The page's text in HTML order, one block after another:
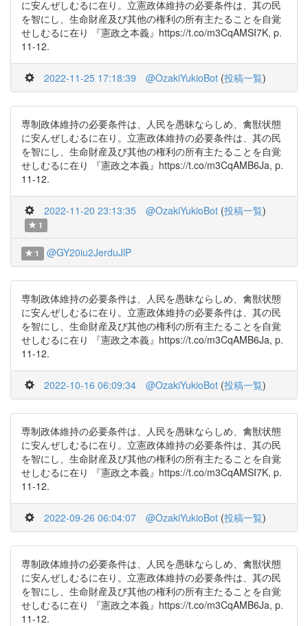
に安んぜしむるに在り。立憲政体維持の必要条件は、其の民
を智にし、生命財産及び其他の権利の所有主たることを自覚
せしむるに在り 『憲政之本義』https://t.co/m3CqAMSI7K, p.
11-12.
2022-11-25 17:18:39 @OzakiYukioBot (投稿一覧)
専制政体維持の必要条件は、人民を愚昧ならしめ、禽獣状態
に安んぜしむるに在り。立憲政体維持の必要条件は、其の民
を智にし、生命財産及び其他の権利の所有主たることを自覚
せしむるに在り 『憲政之本義』https://t.co/m3CqAMB6Ja, p.
11-12.
2022-11-20 23:13:35 @OzakiYukioBot (投稿一覧)
1
1 @GY20iu2JerduJlP
専制政体維持の必要条件は、人民を愚昧ならしめ、禽獣状態
に安んぜしむるに在り。立憲政体維持の必要条件は、其の民
を智にし、生命財産及び其他の権利の所有主たることを自覚
せしむるに在り 『憲政之本義』https://t.co/m3CqAMB6Ja, p.
11-12.
2022-10-16 06:09:34 @OzakiYukioBot (投稿一覧)
専制政体維持の必要条件は、人民を愚昧ならしめ、禽獣状態
に安んぜしむるに在り。立憲政体維持の必要条件は、其の民
を智にし、生命財産及び其他の権利の所有主たることを自覚
せしむるに在り 『憲政之本義』https://t.co/m3CqAMSI7K, p.
11-12.
2022-09-26 06:04:07 @OzakiYukioBot (投稿一覧)
専制政体維持の必要条件は、人民を愚昧ならしめ、禽獣状態
に安んぜしむるに在り。立憲政体維持の必要条件は、其の民
を智にし、生命財産及び其他の権利の所有主たることを自覚
せしむるに在り 『憲政之本義』https://t.co/m3CqAMB6Ja, p.
11-12.